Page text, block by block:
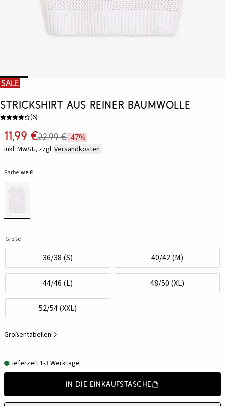
SALE
Strickshirt aus reiner Baumwolle
(6)
11,99 €22,99 €-47%
inkl. MwSt., zzgl. Versandkosten
Farbe:weiß
Größe:
36/38 (S) 40/42 (M)
44/46 (L) 48/50 (XL)
52/54 (XXL)
Größentabellen
Lieferzeit 1-3 Werktage
In die Einkaufstasche